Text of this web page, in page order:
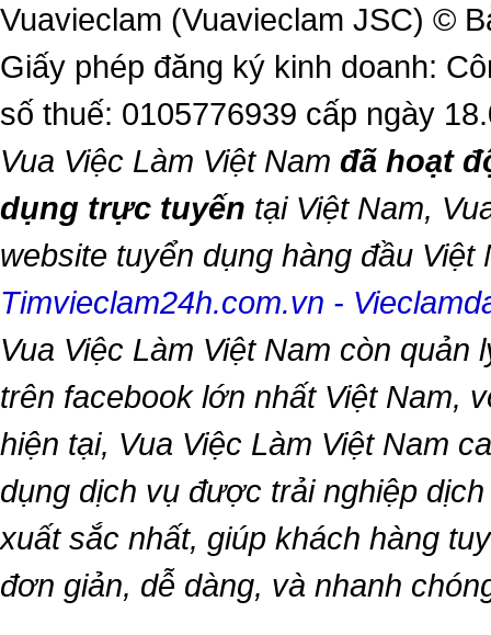
Vuavieclam (Vuavieclam JSC) ©
Giấy phép đăng ký kinh doanh:
số thuế: 0105776939 cấp ngày
Vua Việc Làm Việt Nam đã hoạt
dụng trực tuyến tại Việt Nam,
website tuyển dụng hàng đầu
Timvieclam24h.com.vn -
Vua Việc Làm Việt Nam còn quản
trên facebook lớn nhất Việt Nam,
hiện tại, Vua Việc Làm Việt Nam
dụng dịch vụ được trải nghiệp
xuất sắc nhất, giúp khách hàng
đơn giản, dễ dàng, và nhanh